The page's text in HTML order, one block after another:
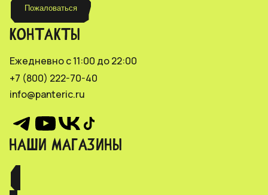
Пожаловаться
НАШИ МАГАЗИНЫ
КОНТАКТЫ
Ежедневно с 11:00 до 22:00
+7 (800) 222-70-40
info@panteric.ru